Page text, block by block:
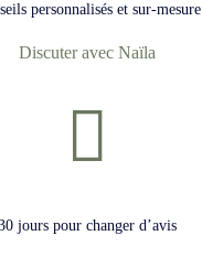
personnalisés et sur-mesure
Discuter avec Naïla
jours pour changer d’avis